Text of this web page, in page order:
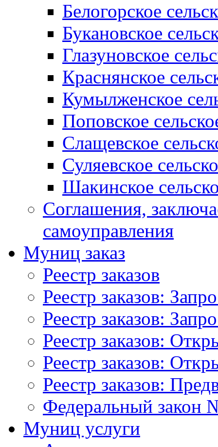
Белогорское
Букановское
Глазуновское
Краснянское
Кумылженское
Поповское
Слащевское
Суляевское
Шакинское
Соглашения,
самоуправления
Муниц заказ
Реестр заказов
Реестр заказов:
Реестр заказов:
Реестр заказов:
Реестр заказов:
Реестр заказов:
Федеральный закон
Муниц услуги